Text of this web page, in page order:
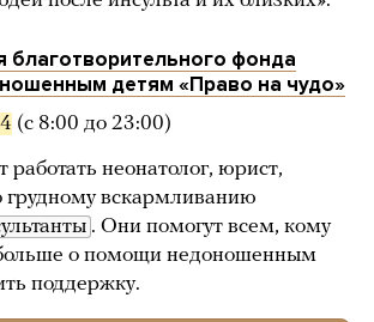
благотворительного фонда
детям «Право на чудо»
(с 8:00 до 23:00)
работать неонатолог, юрист,
грудному вскармливанию
. Они помогут всем, кому
о помощи недоношенным
поддержку.